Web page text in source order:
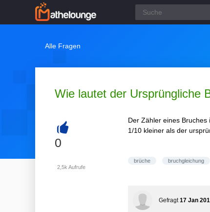
Alle Fragen
Wie lautet der Ursprüngliche
+
0
2,5k Aufrufe
Der Zähler eines
1/10 kleiner als der
brüche bruchgleichung
Gefragt 17 Jan